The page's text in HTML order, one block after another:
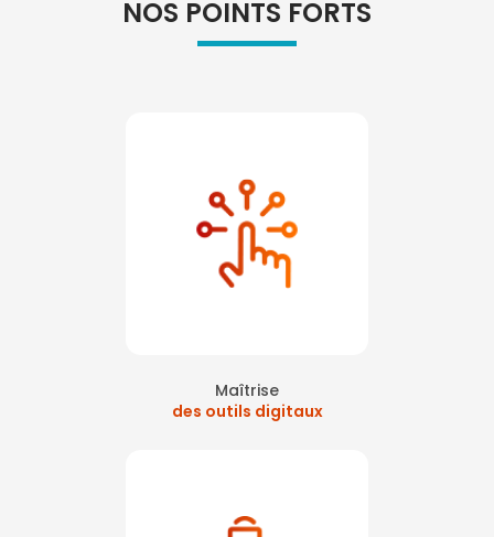
NOS POINTS FORTS
Maîtrise
des outils digitaux